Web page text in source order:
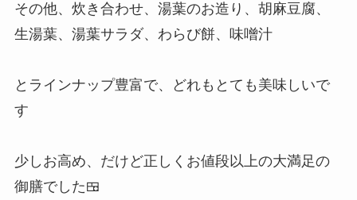
その他、炊き合わせ、湯葉のお造り、胡麻豆腐、
生湯葉、湯葉サラダ、わらび餅、味噌汁
とラインナップ豊富で、どれもとても美味しいで
す
少しお高め、だけど正しくお値段以上の大満足の
御膳でした🍱